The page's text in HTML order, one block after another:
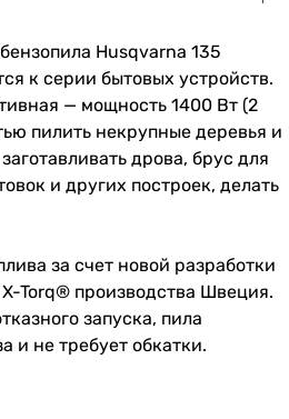
Husqvarna 135
к серии бытовых устройств.
— мощность 1400 Вт (2
пилить некрупные деревья и
дрова, брус для
и других построек, делать
за счет новой разработки
Torq® производства Швеция.
запуска, пила
и не требует обкатки.